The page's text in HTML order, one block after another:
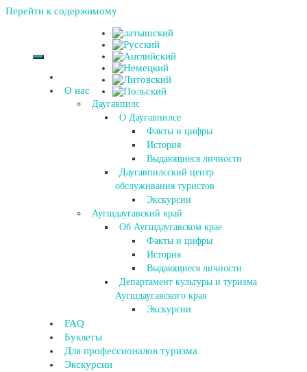
Перейти к содержимому
О нас
Даугавпилс
О Даугавпилсе
Факты и цифры
История
Выдающиеся личности
Даугавпилсский центр
обслуживания туристов
Экскурсии
Аугшдаугавский край
Об Аугшдаугавском крае
Факты и цифры
История
Выдающиеся личности
Департамент культуры и туризма
Аугшдаугавского края
Экскурсии
FAQ
Буклеты
Для профессионалов туризма
Экскурсии